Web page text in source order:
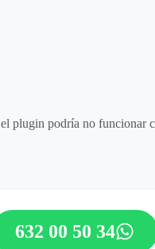
podría no funcionar
632 00 50 34